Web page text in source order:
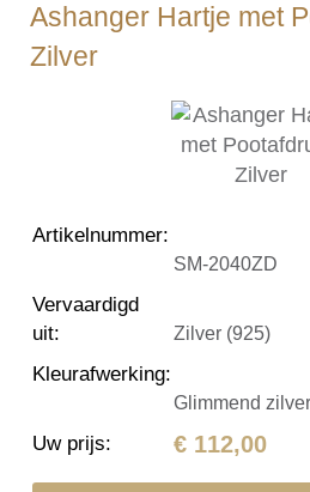
Ashanger Hartje met
Zilver
Artikelnummer:
SM-2040ZD
Vervaardigd
uit: Zilver (925)
Kleurafwerking:
Glimmend zilver
Uw prijs: € 112,00